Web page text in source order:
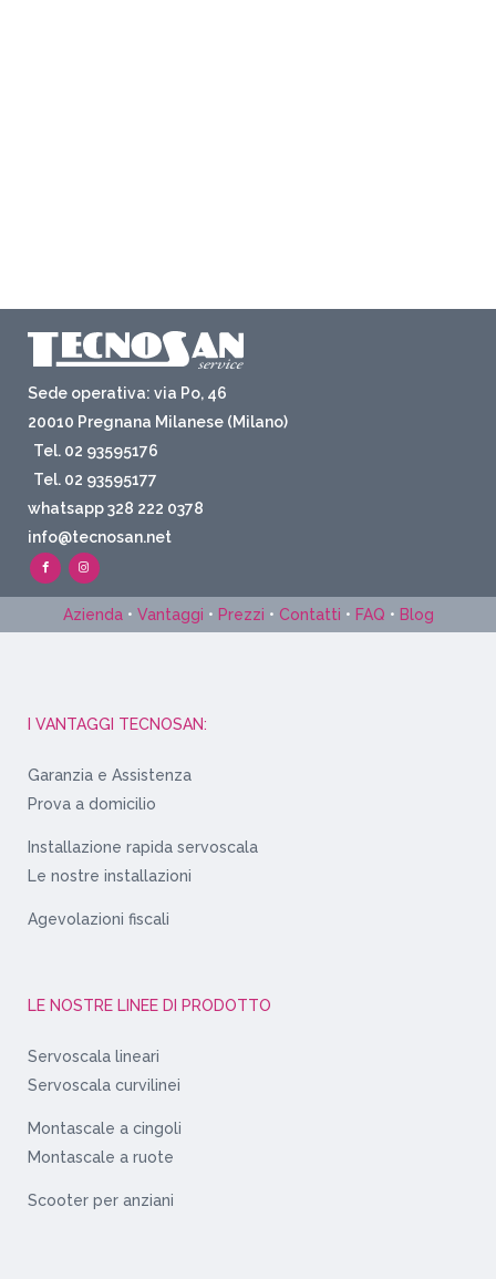
Sede operativa: via Po, 46
20010 Pregnana Milanese (Milano)
Tel. 02 93595176
Tel. 02 93595177
whatsapp 328 222 0378
info@tecnosan.net
Azienda• Vantaggi • Prezzi • Contatti • FAQ • Blog
I VANTAGGI TECNOSAN:
Garanzia e Assistenza
Prova a domicilio
Installazione rapida servoscala
Le nostre installazioni
Agevolazioni fiscali
LE NOSTRE LINEE DI PRODOTTO
Servoscala lineari
Servoscala curvilinei
Montascale a cingoli
Montascale a ruote
Scooter per anziani